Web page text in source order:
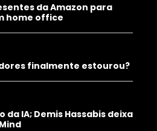
da Amazon para
home office
finalmente estourou?
IA; Demis Hassabis deixa